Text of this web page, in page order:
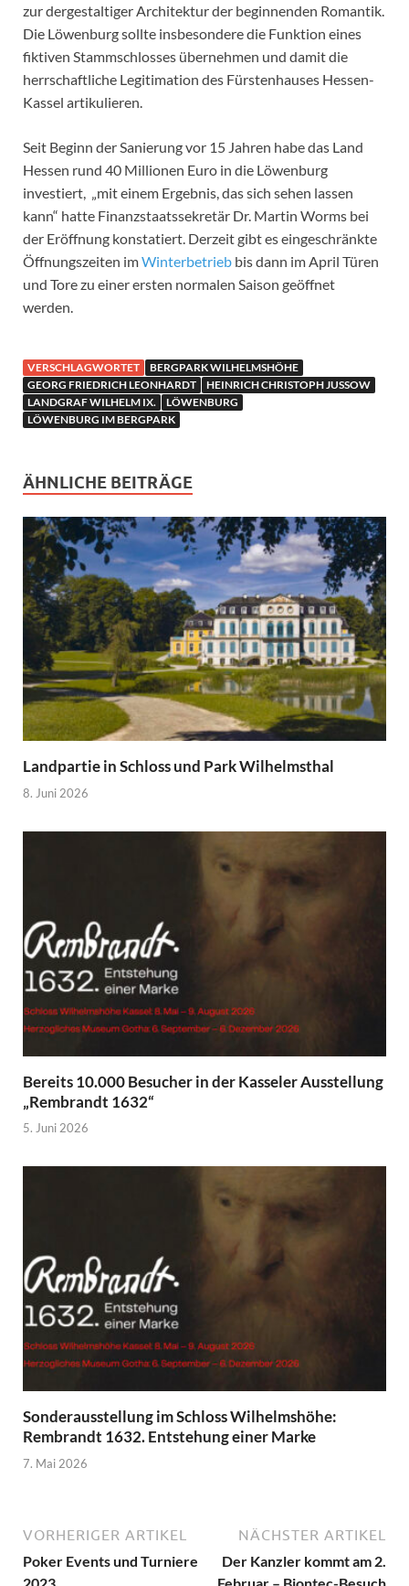
zur dergestaltiger Architektur der beginnenden Romantik.
Die Löwenburg sollte insbesondere die Funktion eines
fiktiven Stammschlosses übernehmen und damit die
herrschaftliche Legitimation des Fürstenhauses Hessen-
Kassel artikulieren.
Seit Beginn der Sanierung vor 15 Jahren habe das Land
Hessen rund 40 Millionen Euro in die Löwenburg
investiert, „mit einem Ergebnis, das sich sehen lassen
kann“ hatte Finanzstaatssekretär Dr. Martin Worms bei
der Eröffnung konstatiert. Derzeit gibt es eingeschränkte
Öffnungszeiten imWinterbetrieb bis dann im April Türen
und Tore zu einer ersten normalen Saison geöffnet
werden.
VERSCHLAGWORTET
BERGPARK WILHELMSHÖHE
GEORG FRIEDRICH LEONHARDT
HEINRICH CHRISTOPH JUSSOW
LANDGRAF WILHELM IX.
LÖWENBURG
LÖWENBURG IM BERGPARK
ÄHNLICHE BEITRÄGE
Landpartie in Schloss und Park Wilhelmsthal
8. Juni 2026
Bereits 10.000 Besucher in der Kasseler Ausstellung
„Rembrandt 1632“
5. Juni 2026
Sonderausstellung im Schloss Wilhelmshöhe:
Rembrandt 1632. Entstehung einer Marke
7. Mai 2026
VORHERIGER ARTIKEL
Poker Events und Turniere
2023
NÄCHSTER ARTIKEL
Der Kanzler kommt am 2.
Februar – Biontec-Besuch